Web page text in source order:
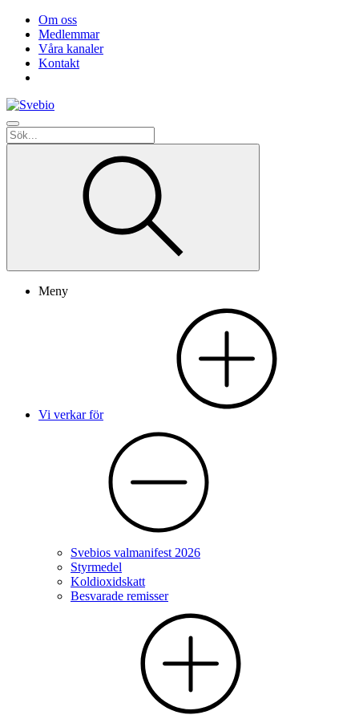
Om oss
Medlemmar
Våra kanaler
Kontakt
Meny
Vi verkar för
Svebios valmanifest 2026
Styrmedel
Koldioxidskatt
Besvarade remisser